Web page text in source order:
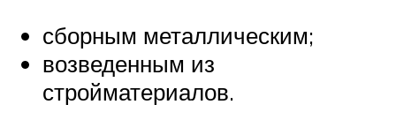
сборным металлическим;
возведенным из
стройматериалов.